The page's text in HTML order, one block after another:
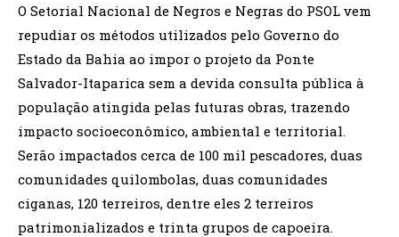
O Setorial Nacional de Negros e Negras do PSOL vem
repudiar os métodos utilizados pelo Governo do
Estado da Bahia ao impor o projeto da Ponte
Salvador-Itaparica sem a devida consulta pública à
população atingida pelas futuras obras, trazendo
impacto socioeconômico, ambiental e territorial.
Serão impactados cerca de 100 mil pescadores, duas
comunidades quilombolas, duas comunidades
ciganas, 120 terreiros, dentre eles 2 terreiros
patrimonializados e trinta grupos de capoeira.